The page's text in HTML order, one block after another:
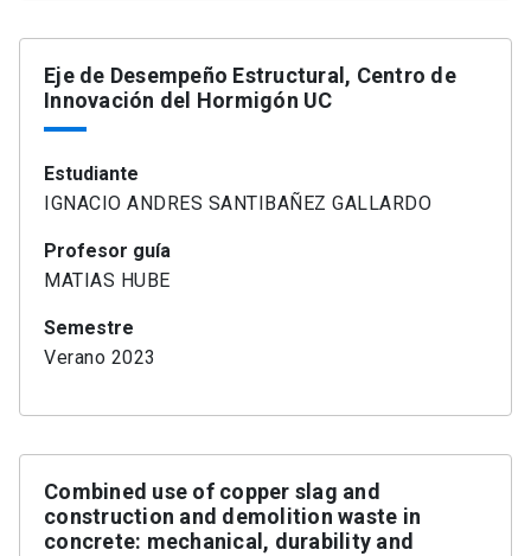
Eje de Desempeño Estructural, Centro de
Innovación del Hormigón UC
Estudiante
IGNACIO ANDRES SANTIBAÑEZ GALLARDO
Profesor guía
MATIAS HUBE
Semestre
Verano 2023
Combined use of copper slag and
construction and demolition waste in
concrete: mechanical, durability and